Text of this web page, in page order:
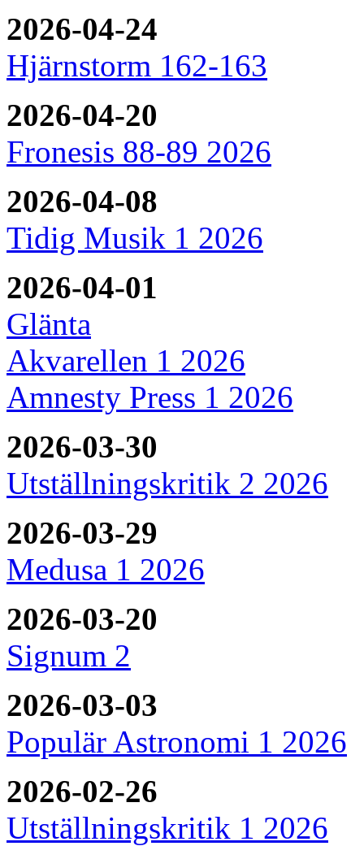
2026-04-24
Hjärnstorm 162-163
2026-04-20
Fronesis 88-89 2026
2026-04-08
Tidig Musik 1 2026
2026-04-01
Glänta
Akvarellen 1 2026
Amnesty Press 1 2026
2026-03-30
Utställningskritik 2 2026
2026-03-29
Medusa 1 2026
2026-03-20
Signum 2
2026-03-03
Populär Astronomi 1 2026
2026-02-26
Utställningskritik 1 2026